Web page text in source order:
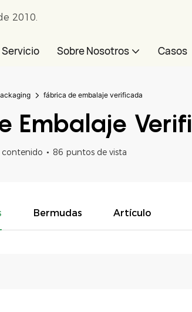
2010.
Servicio Sobre Nosotros Casos
fábrica de embalaje verificada
Embalaje
contenido 86 puntos de vista
Bermudas Artículo